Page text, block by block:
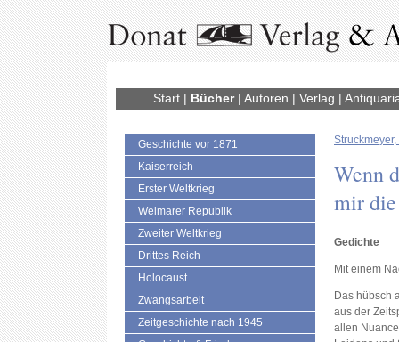
Start| Bücher| Autoren | Verlag |
Geschichte vor 1871
Kaiserreich
Erster Weltkrieg
Weimarer Republik
Zweiter Weltkrieg
Drittes Reich
Holocaust
Zwangsarbeit
Zeitgeschichte nach 1945
Wenn
mir
Gedichte
Mit einem
Das hübsch
aus der
allen